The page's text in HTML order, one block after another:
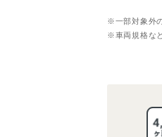
※一部対象外
※車両規格な